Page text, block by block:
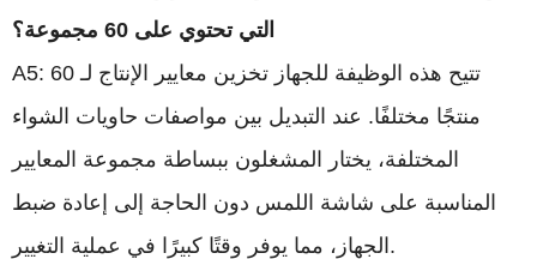
التي تحتوي على 60 مجموعة؟
A5: تتيح هذه الوظيفة للجهاز تخزين معايير الإنتاج لـ 60
منتجًا مختلفًا. عند التبديل بين مواصفات حاويات الشواء
المختلفة، يختار المشغلون ببساطة مجموعة المعايير
المناسبة على شاشة اللمس دون الحاجة إلى إعادة ضبط
الجهاز، مما يوفر وقتًا كبيرًا في عملية التغيير.